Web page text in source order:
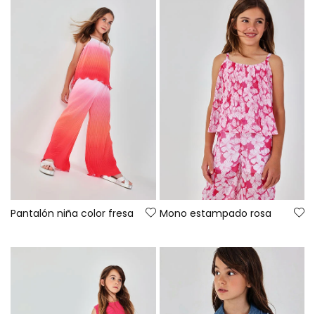
Pantalón niña color fresa Mono estampado rosa